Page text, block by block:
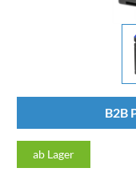
B2B
ab Lager